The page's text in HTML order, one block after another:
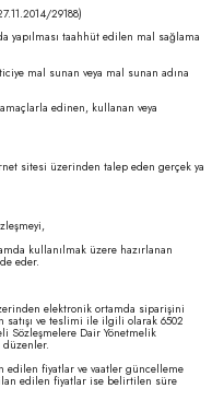
29188)
yapılması taahhüt edilen mal sağlama
mal sunan veya mal sunan adına
edinen, kullanan veya
sitesi üzerinden talep eden gerçek ya
kullanılmak üzere hazırlanan
eder.
elektronik ortamda siparişini
ve teslimi ile ilgili olarak 6502
Sözleşmelere Dair Yönetmelik
edilen fiyatlar ve vaatler güncelleme
edilen fiyatlar ise belirtilen süre